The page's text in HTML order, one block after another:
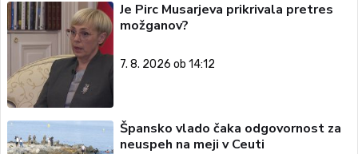
Je Pirc Musarjeva prikrivala pretres
možganov?
7. 8. 2026 ob 14:12
Špansko vlado čaka odgovornost za
neuspeh na meji v Ceuti